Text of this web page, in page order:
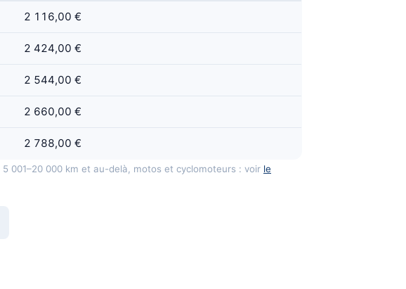
2 116,00 €
2 424,00 €
2 544,00 €
2 660,00 €
2 788,00 €
001–20 000 km et au-delà, motos et cyclomoteurs : voir le